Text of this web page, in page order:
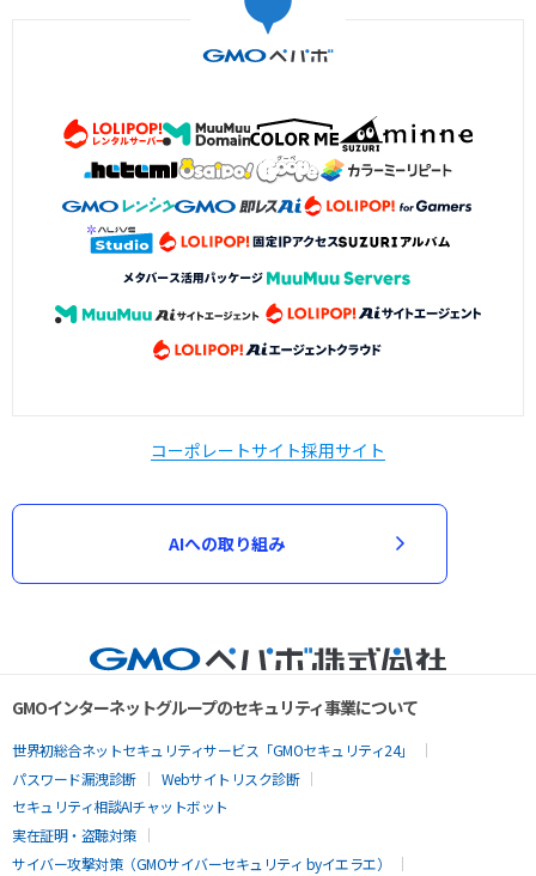
コーポレートサイト採用サイト
AIへの取り組み
GMOインターネットグループのセキュリティ事業について
世界初総合ネットセキュリティサービス「GMOセキュリティ24」
パスワード漏洩診断
Webサイトリスク診断
セキュリティ相談AIチャットボット
実在証明・盗聴対策
サイバー攻撃対策（GMOサイバーセキュリティ byイエラエ）